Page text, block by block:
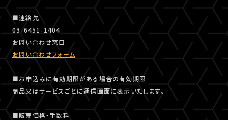
■連絡先
03-6451-1404
お問い合わせ窓口
お問い合わせフォーム
■お申込みに有効期限がある場合の有効期限
商品又はサービスごとに通信画面に表示いたします。
■販売価格・手数料